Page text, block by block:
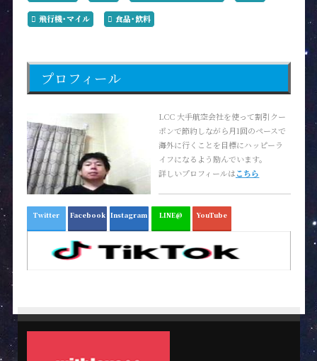
飛行機･マイル 食品･飲料
プロフィール
LCC 大手航空会社を使って割引クー
ポンで節約しながら月1回のペースで
海外に行くことを目標にハッピーラ
イフになるよう励んでいます。
詳しいプロフィールはこちら
Twitter Facebook Instagram LINE@ YouTube